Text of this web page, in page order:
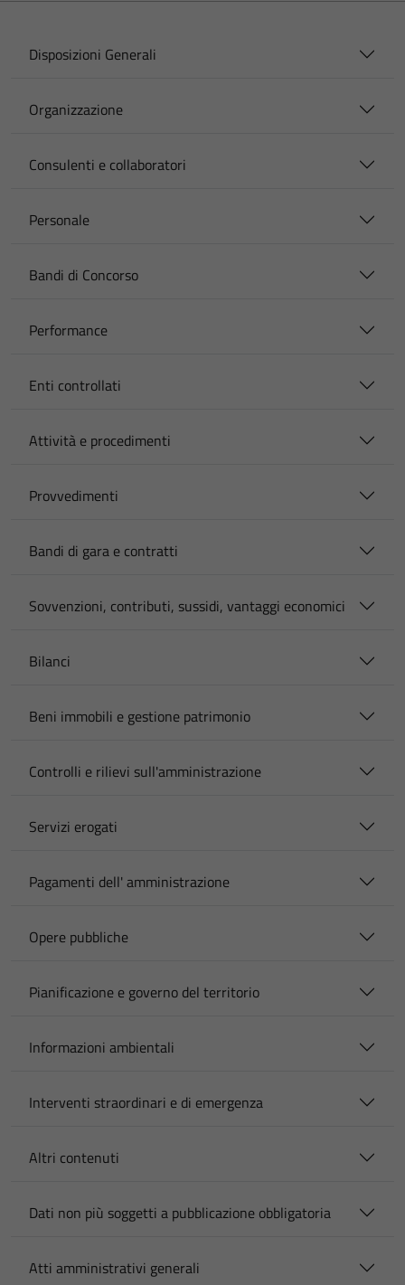
Disposizioni Generali
Organizzazione
Consulenti e collaboratori
Personale
Bandi di Concorso
Performance
Enti controllati
Attività e procedimenti
Provvedimenti
Bandi di gara e contratti
Sovvenzioni, contributi, sussidi, vantaggi economici
Bilanci
Beni immobili e gestione patrimonio
Controlli e rilievi sull'amministrazione
Servizi erogati
Pagamenti dell' amministrazione
Opere pubbliche
Pianificazione e governo del territorio
Informazioni ambientali
Interventi straordinari e di emergenza
Altri contenuti
Dati non più soggetti a pubblicazione obbligatoria
Atti amministrativi generali